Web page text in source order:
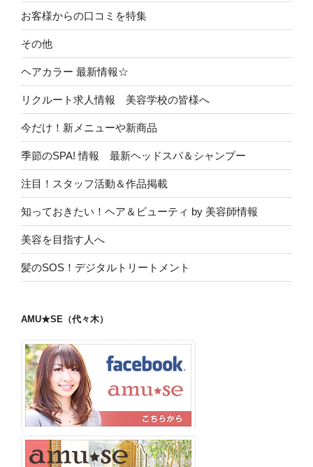
お客様からの口コミを特集
その他
ヘアカラー 最新情報☆
リクルート求人情報 美容学校の皆様へ
今だけ！新メニューや新商品
季節のSPA! 情報 最新ヘッドスパ＆シャンプー
注目！スタッフ活動＆作品掲載
知っておきたい！ヘア＆ビューティ by 美容師情報
美容を目指す人へ
髪のSOS！デジタルトリートメント
AMU★SE（代々木）